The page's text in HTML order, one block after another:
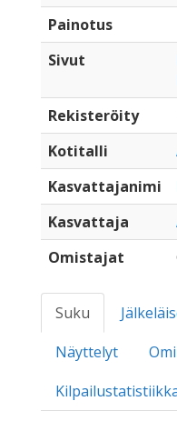
Painotus
Sivut
Rekisteröity
Kotitalli
Kasvattajanimi
Kasvattaja
Omistajat
Suku
Näyttelyt